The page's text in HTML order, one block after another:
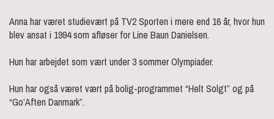
Anna har været studievært på TV2 Sporten i mere end 16 år, hvor hun
blev ansat i 1994 som afløser for Line Baun Danielsen.
Hun har arbejdet som vært under 3 sommer Olympiader.
Hun har også været vært på bolig-programmet “Helt Solgt” og på
“Go’Aften Danmark”.